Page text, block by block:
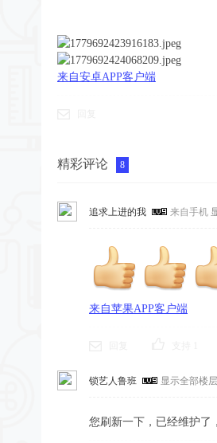
来自安卓APP客户端
精彩评论 8
追求上进的我 来自手机
来自苹果APP客户端
锁艺人鲁班 显示全部楼层
您刷新一下，已经维护了